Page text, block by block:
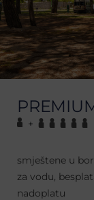
+
smještene u
za vodu,
nadoplatu